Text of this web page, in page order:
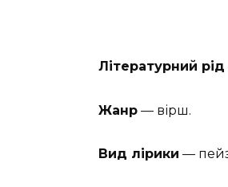
Літературний рід
Жанр — вірш.
Вид лірики —